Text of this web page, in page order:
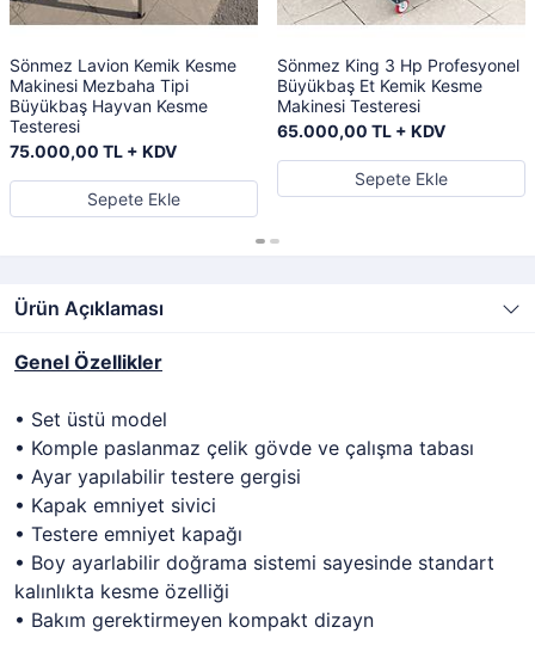
Sönmez Lavion Kemik Kesme
Makinesi Mezbaha Tipi
Büyükbaş Hayvan Kesme
Testeresi
75.000,00 TL + KDV
Sepete Ekle
Sönmez King 3 Hp Profesyonel
Büyükbaş Et Kemik Kesme
Makinesi Testeresi
65.000,00 TL + KDV
Sepete Ekle
Ürün Açıklaması
Genel Özellikler
• Set üstü model
• Komple paslanmaz çelik gövde ve çalışma tabası
• Ayar yapılabilir testere gergisi
• Kapak emniyet sivici
• Testere emniyet kapağı
• Boy ayarlabilir doğrama sistemi sayesinde standart
kalınlıkta kesme özelliği
• Bakım gerektirmeyen kompakt dizayn